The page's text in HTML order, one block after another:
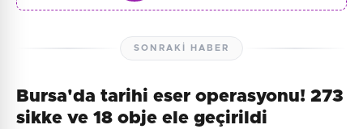
SONRAKI HABER
Bursa'da tarihi eser operasyonu! 273
sikke ve 18 obje ele geçirildi